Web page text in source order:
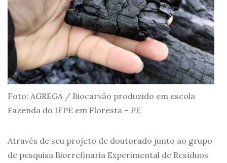
Foto: AGREGA / Biocarvão produzido em escola
Fazenda do IFPE em Floresta – PE
Através de seu projeto de doutorado junto ao grupo
de pesquisa Biorrefinaria Experimental de Resíduos